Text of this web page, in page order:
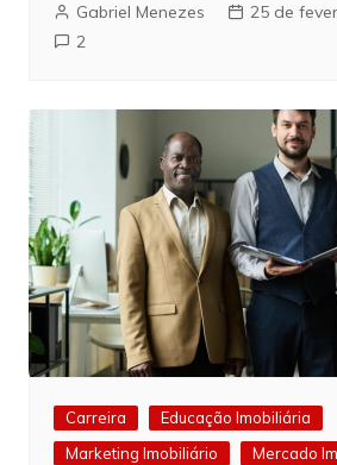
Gabriel Menezes
25 de
2
Carreira
Educação Imobiliária
Marketing Imobiliário
Mercado